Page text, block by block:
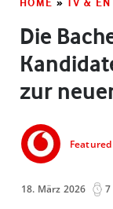
Die
zur
18. März 2026